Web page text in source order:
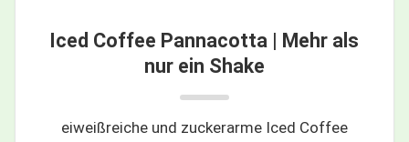
Iced Coffee Pannacotta | Mehr als
nur ein Shake
eiweißreiche und zuckerarme Iced Coffee